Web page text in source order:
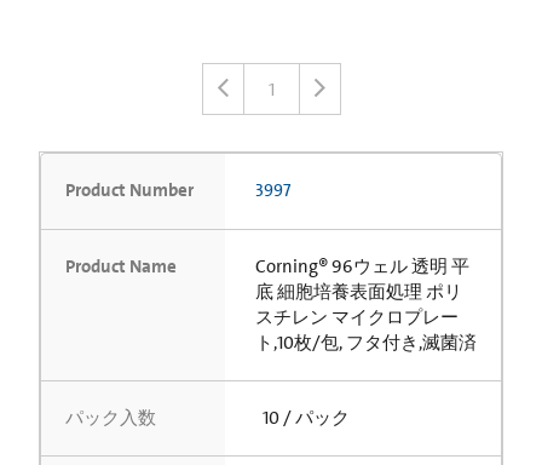
1
Product Number 3997
Product Name
Corning® 96ウェル 透明 平
底 細胞培養表面処理 ポリ
スチレン マイクロプレー
ト,10枚/包, フタ付き,滅菌済
パック入数 10 / パック